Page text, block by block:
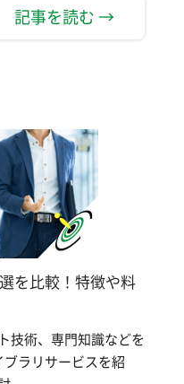
記事を読む →
を比較！特徴や料
技術、専門知識などを
ラリサービスを紹